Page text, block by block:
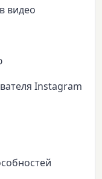
видео
Instagram